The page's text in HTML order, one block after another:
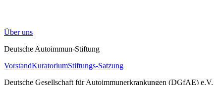
Über uns
Deutsche Autoimmun-Stiftung
VorstandKuratoriumStiftungs-Satzung
Deutsche Gesellschaft für Autoimmunerkrankungen (DGfAE) e.V.